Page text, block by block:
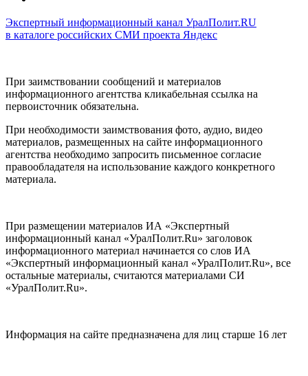
Экспертный информационный канал УралПолит.RU
в каталоге российских СМИ проекта Яндекс
При заимствовании сообщений и материалов
информационного агентства кликабельная ссылка на
первоисточник обязательна.
При необходимости заимствования фото, аудио, видео
материалов, размещенных на сайте информационного
агентства необходимо запросить письменное согласие
правообладателя на использование каждого конкретного
материала.
При размещении материалов ИА «Экспертный
информационный канал «УралПолит.Ru» заголовок
информационного материал начинается со слов ИА
«Экспертный информационный канал «УралПолит.Ru», все
остальные материалы, считаются материалами СИ
«УралПолит.Ru».
Информация на сайте предназначена для лиц старше 16 лет